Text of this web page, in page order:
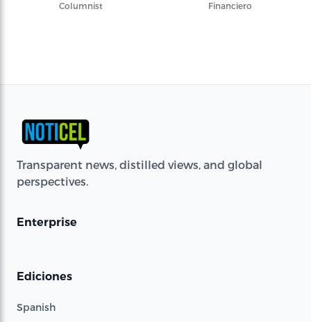
Columnist
Financiero
Transparent news, distilled views, and global
perspectives.
Enterprise
Ediciones
Spanish